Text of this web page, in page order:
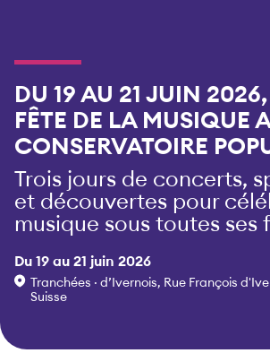
DU 19 AU 21 JUIN
FÊTE DE LA MUSIQUE
CONSERVATOIRE
Trois jours de concerts,
et découvertes pour
musique sous toutes ses
Du 19 au 21 juin 2026
Tranchées · d’Ivernois, Rue François
Suisse